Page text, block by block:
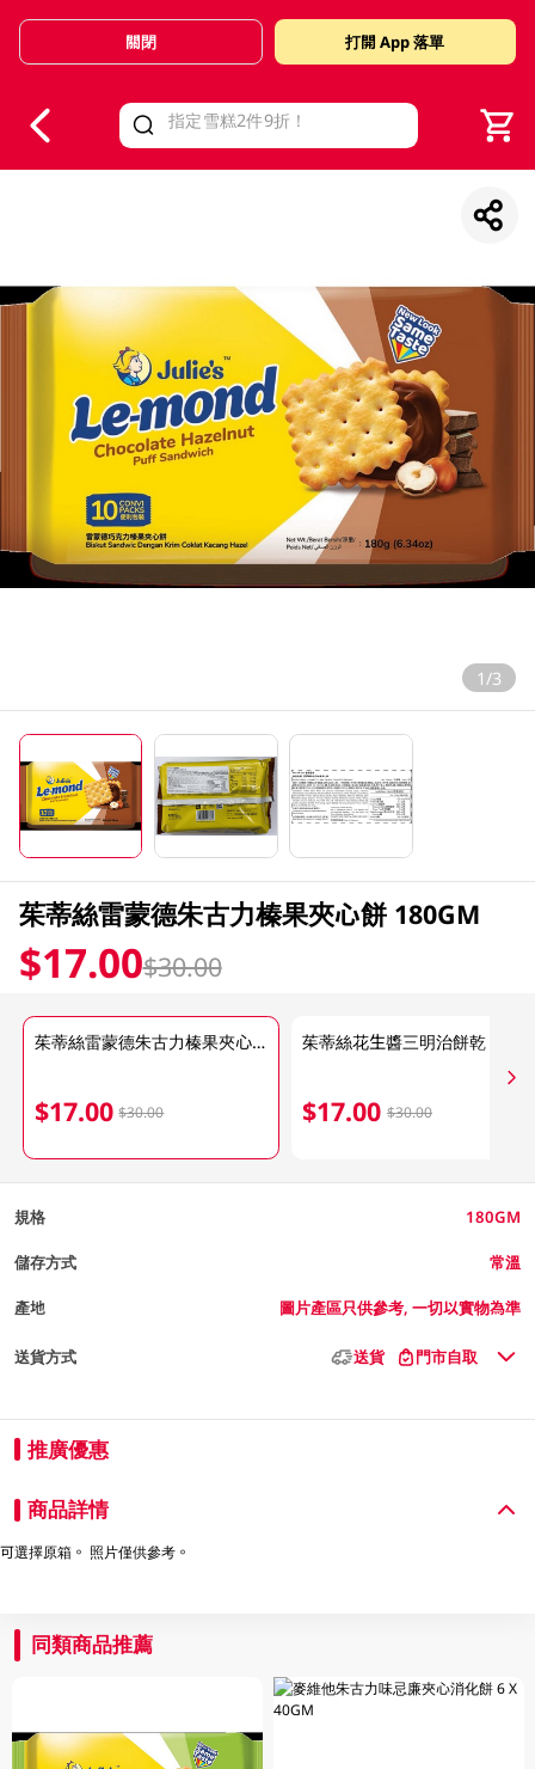
Valid Until 30 June 2026
關閉 打開 App 落單
1/3
茱蒂絲雷蒙德朱古力榛果夾心餅 180GM
$17.00$30.00
茱蒂絲雷蒙德朱古力榛果夾心餅 180GM
$17.00 $30.00 $17.00 $30.00
規格 180GM
儲存方式 常溫
產地 圖片產區只供參考, 一切以實物為準
送貨方式 送貨 門市自取
推廣優惠
商品詳情
可選擇原箱。 照片僅供參考。
同類商品推薦